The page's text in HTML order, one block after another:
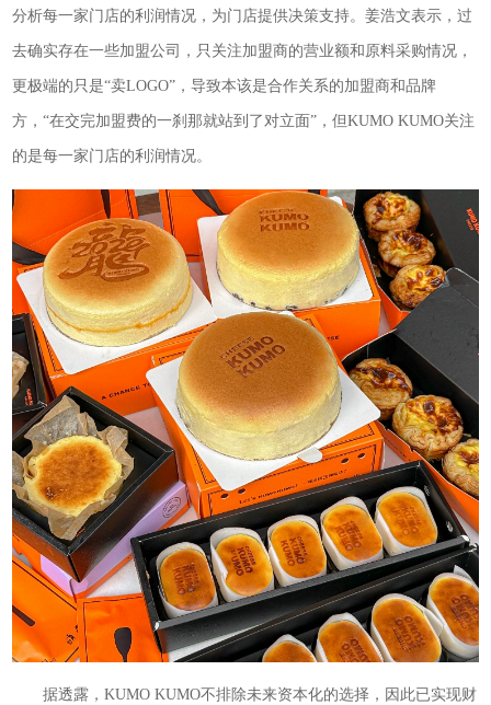
分析每一家门店的利润情况，为门店提供决策支持。姜浩文表示，过
去确实存在一些加盟公司，只关注加盟商的营业额和原料采购情况，
更极端的只是“卖LOGO”，导致本该是合作关系的加盟商和品牌
方，“在交完加盟费的一刹那就站到了对立面”，但KUMO KUMO关注
的是每一家门店的利润情况。
据透露，KUMO KUMO不排除未来资本化的选择，因此已实现财